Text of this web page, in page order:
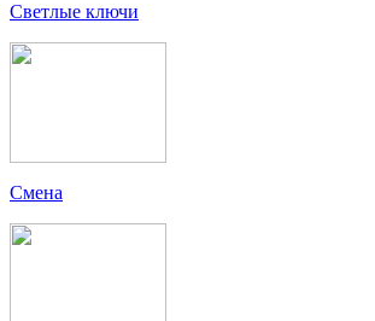
Светлые ключи
Смена